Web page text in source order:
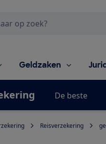
Geldzaken
De beste
Reisverzekering